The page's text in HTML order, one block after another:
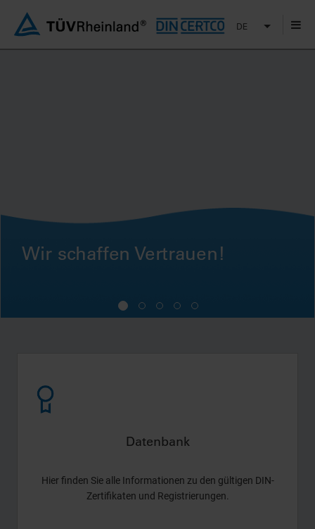
DE
Wir schaffen Vertrauen!
Datenbank
Hier finden Sie alle Informationen zu den gültigen DIN-
Zertifikaten und Registrierungen.